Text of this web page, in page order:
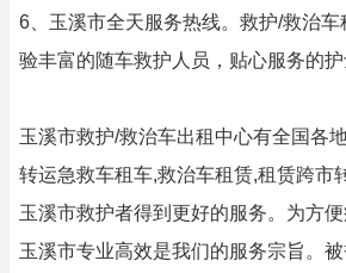
6、玉溪市全天服务热线。救护/救治
验丰富的随车救护人员，贴心服务的护
玉溪市救护/救治车出租中心有全国各
转运急救车租车,救治车租赁,租赁跨市
玉溪市救护者得到更好的服务。为方
玉溪市专业高效是我们的服务宗旨。